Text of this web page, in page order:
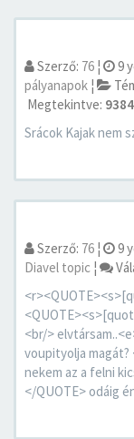
Szerző: 76 ¦ 9
pályanapok ¦
Megtekintve:
Srácok Kajak nem
Szerző: 76 ¦ 9
Diavel topic ¦
<br/>
voupityolja
nekem az a felni
</QUOTE> odáig